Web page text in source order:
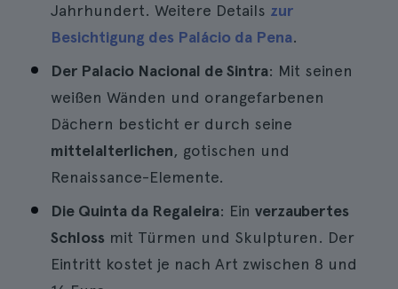
Jahrhundert. Weitere Details zur
Besichtigung des Palácio da Pena.
Der Palacio Nacional de Sintra: Mit seinen
weißen Wänden und orangefarbenen
Dächern besticht er durch seine
mittelalterlichen, gotischen und
Renaissance-Elemente.
Die Quinta da Regaleira: Ein verzaubertes
Schloss mit Türmen und Skulpturen. Der
Eintritt kostet je nach Art zwischen 8 und